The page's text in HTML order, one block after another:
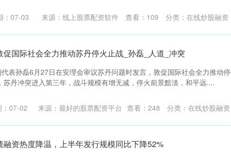
：07-03 来源：线上股票配资软件 查看： 109 分类： 在线炒股融资
促国际社会全力推动苏丹停火止战_孙磊_人道_冲突
表孙磊6月27日在安理会审议苏丹问题时发言，敦促国际社会全力推动停
苏丹冲突进入第三年，战斗规模有增无减，停火前景黯淡，和平远....
：07-02 来源：最好的股票配资平台 查看：248 分类：在线炒股融资
融资热度降温，上半年发行规模同比下降52%